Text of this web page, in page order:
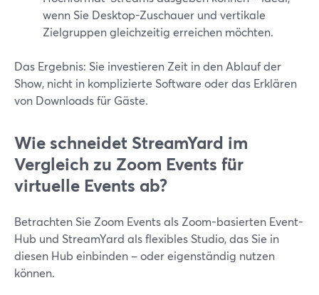
wenn Sie Desktop-Zuschauer und vertikale
Zielgruppen gleichzeitig erreichen möchten.
Das Ergebnis: Sie investieren Zeit in den Ablauf der
Show, nicht in komplizierte Software oder das Erklären
von Downloads für Gäste.
Wie schneidet StreamYard im
Vergleich zu Zoom Events für
virtuelle Events ab?
Betrachten Sie Zoom Events als Zoom-basierten Event-
Hub und StreamYard als flexibles Studio, das Sie in
diesen Hub einbinden – oder eigenständig nutzen
können.